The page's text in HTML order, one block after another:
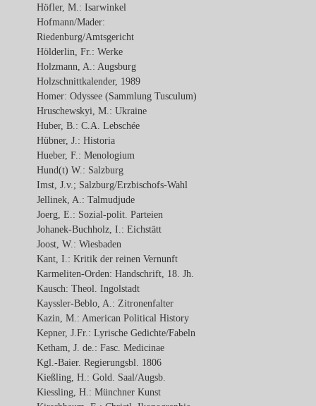
Höfler, M.: Isarwinkel
Hofmann/Mader:
Riedenburg/Amtsgericht
Hölderlin, Fr.: Werke
Holzmann, A.: Augsburg
Holzschnittkalender, 1989
Homer: Odyssee (Sammlung Tusculum)
Hruschewskyi, M.: Ukraine
Huber, B.: C.A. Lebschée
Hübner, J.: Historia
Hueber, F.: Menologium
Hund(t) W.: Salzburg
Imst, J.v.; Salzburg/Erzbischofs-Wahl
Jellinek, A.: Talmudjude
Joerg, E.: Sozial-polit. Parteien
Johanek-Buchholz, I.: Eichstätt
Joost, W.: Wiesbaden
Kant, I.: Kritik der reinen Vernunft
Karmeliten-Orden: Handschrift, 18. Jh.
Kausch: Theol. Ingolstadt
Kayssler-Beblo, A.: Zitronenfalter
Kazin, M.: American Political History
Kepner, J.Fr.: Lyrische Gedichte/Fabeln
Ketham, J. de.: Fasc. Medicinae
Kgl.-Baier. Regierungsbl. 1806
Kießling, H.: Gold. Saal/Augsb.
Kiessling, H.: Münchner Kunst